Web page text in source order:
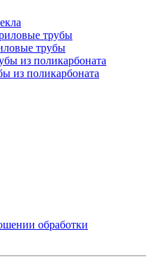
трубы
трубы
из поликарбоната
из поликарбоната
обработки